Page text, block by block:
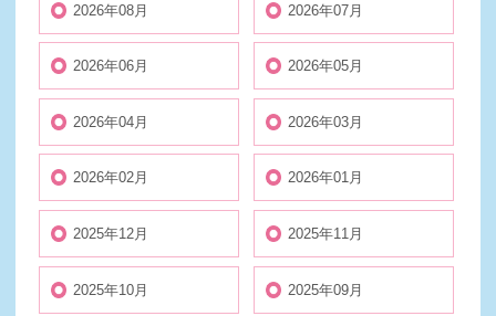
2026年08月 2026年07月
2026年06月 2026年05月
2026年04月 2026年03月
2026年02月 2026年01月
2025年12月 2025年11月
2025年10月 2025年09月